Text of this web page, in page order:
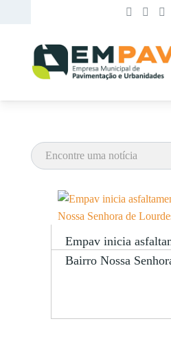
Empav inicia
Bairro Nossa